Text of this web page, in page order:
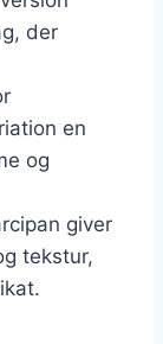
der
en
og
giver
tekstur,